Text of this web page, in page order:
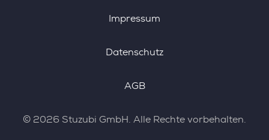
Impressum
Datenschutz
AGB
© 2026 Stuzubi GmbH. Alle Rechte vorbehalten.